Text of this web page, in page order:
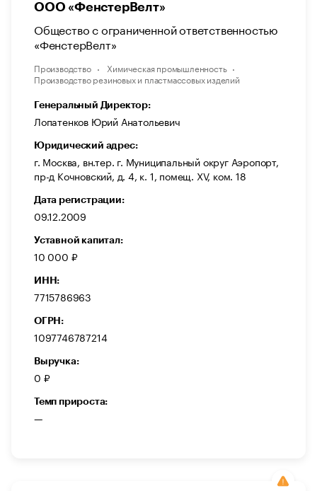
ООО «ФенстерВелт»
Общество с ограниченной ответственностью
«ФенстерВелт»
Производство
Химическая промышленность
Производство резиновых и пластмассовых изделий
Генеральный Директор:
Лопатенков Юрий Анатольевич
Юридический адрес:
г. Москва, вн.тер. г. Муниципальный округ Аэропорт,
пр-д Кочновский, д. 4, к. 1, помещ. XV, ком. 18
Дата регистрации:
09.12.2009
Уставной капитал:
10 000 ₽
ИНН:
7715786963
ОГРН:
1097746787214
Выручка:
0 ₽
Темп прироста:
—